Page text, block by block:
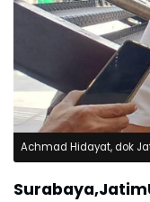
Achmad Hidayat, dok